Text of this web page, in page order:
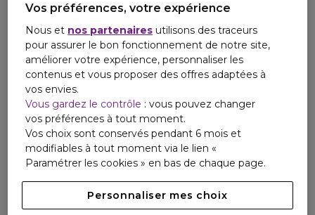
Vos préférences, votre expérience
Nous et nos partenaires utilisons des traceurs
pour assurer le bon fonctionnement de notre site,
améliorer votre expérience, personnaliser les
contenus et vous proposer des offres adaptées à
vos envies.
Vous gardez le contrôle : vous pouvez changer
vos préférences à tout moment.
Vos choix sont conservés pendant 6 mois et
modifiables à tout moment via le lien «
Paramétrer les cookies » en bas de chaque page.
Personnaliser mes choix